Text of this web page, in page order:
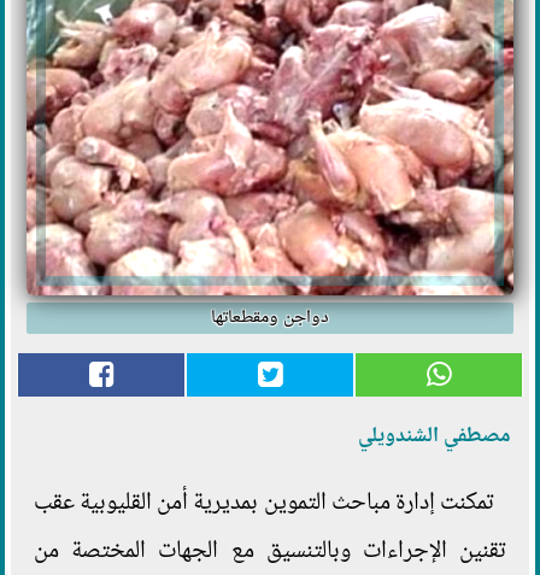
دواجن ومقطعاتها
مصطفي الشندويلي
تمكنت إدارة مباحث التموين بمديرية أمن القليوبية عقب
تقنين الإجراءات وبالتنسيق مع الجهات المختصة من